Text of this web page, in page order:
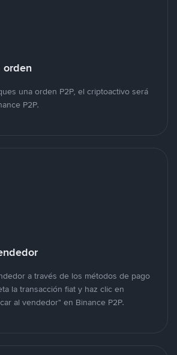
orden
una orden P2P, el criptoactivo será
P2P.
a través de los métodos de pago
la transacción fiat y haz clic en
al vendedor" en Binance P2P.